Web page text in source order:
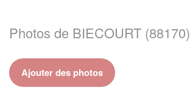
Photos de BIECOURT (88170)
Ajouter des photos